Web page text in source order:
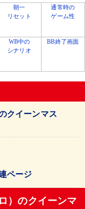
朝一
リセット
通常時の
ゲーム性
WB中の
シナリオ
BB終了画面
クイーンマス
ページ
）のクイーンマ